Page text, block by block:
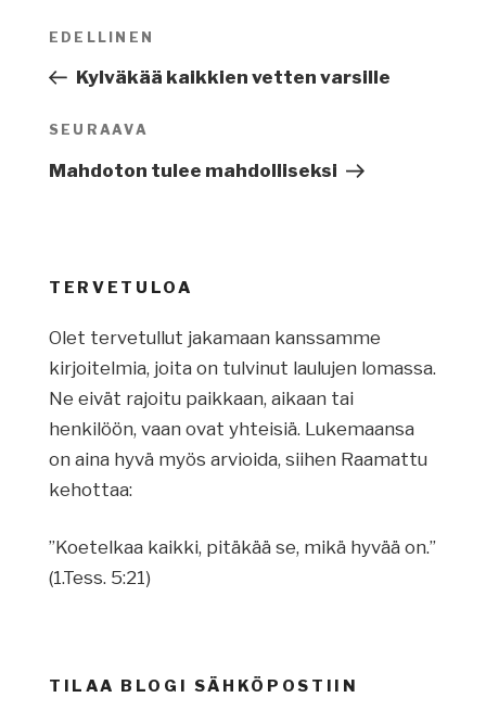
Artikkelien
Edellinen
artikkeli
EDELLINEN
Kylväkää kaikkien vetten varsille
Seuraava
artikkeli
SEURAAVA
Mahdoton tulee mahdolliseksi
TERVETULOA
Olet tervetullut jakamaan kanssamme
kirjoitelmia, joita on tulvinut laulujen lomassa.
Ne eivät rajoitu paikkaan, aikaan tai
henkilöön, vaan ovat yhteisiä. Lukemaansa
on aina hyvä myös arvioida, siihen Raamattu
kehottaa:
”Koetelkaa kaikki, pitäkää se, mikä hyvää on.”
(1.Tess. 5:21)
TILAA BLOGI SÄHKÖPOSTIIN